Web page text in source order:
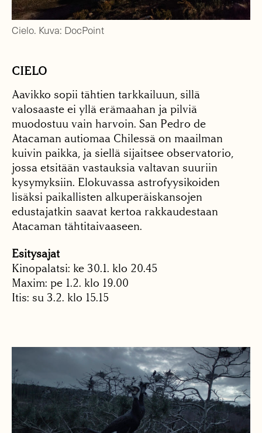
Cielo. Kuva: DocPoint
CIELO
Aavikko sopii tähtien tarkkailuun, sillä
valosaaste ei yllä erämaahan ja pilviä
muodostuu vain harvoin. San Pedro de
Atacaman autiomaa Chilessä on maailman
kuivin paikka, ja siellä sijaitsee observatorio,
jossa etsitään vastauksia valtavan suuriin
kysymyksiin. Elokuvassa astrofyysikoiden
lisäksi paikallisten alkuperäiskansojen
edustajatkin saavat kertoa rakkaudestaan
Atacaman tähtitaivaaseen.
Esitysajat
Kinopalatsi: ke 30.1. klo 20.45
Maxim: pe 1.2. klo 19.00
Itis: su 3.2. klo 15.15